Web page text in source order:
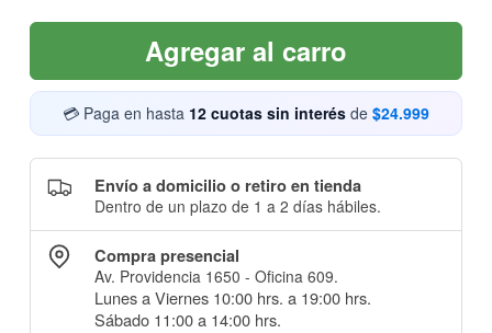
Agregar al carro
💳 Paga en hasta 12 cuotas sin interés de $24.999
Envío a domicilio o retiro en tienda
Dentro de un plazo de 1 a 2 días hábiles.
Compra presencial
Av. Providencia 1650 - Oficina 609.
Lunes a Viernes 10:00 hrs. a 19:00 hrs.
Sábado 11:00 a 14:00 hrs.